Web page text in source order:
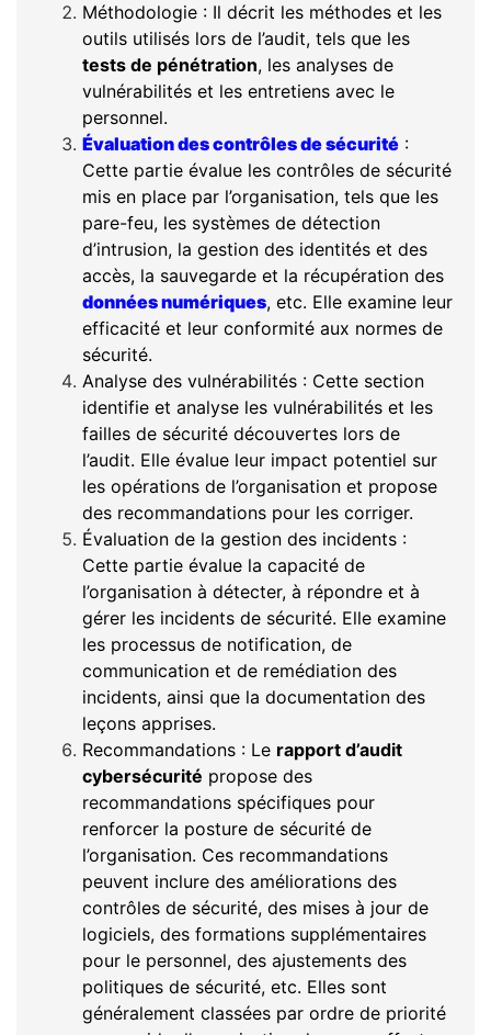
Méthodologie : Il décrit les méthodes et les
outils utilisés lors de l’audit, tels que les
tests de pénétration, les analyses de
vulnérabilités et les entretiens avec le
personnel.
Évaluation des contrôles de sécurité :
Cette partie évalue les contrôles de sécurité
mis en place par l’organisation, tels que les
pare-feu, les systèmes de détection
d’intrusion, la gestion des identités et des
accès, la sauvegarde et la récupération des
données numériques, etc. Elle examine leur
efficacité et leur conformité aux normes de
sécurité.
Analyse des vulnérabilités : Cette section
identifie et analyse les vulnérabilités et les
failles de sécurité découvertes lors de
l’audit. Elle évalue leur impact potentiel sur
les opérations de l’organisation et propose
des recommandations pour les corriger.
Évaluation de la gestion des incidents :
Cette partie évalue la capacité de
l’organisation à détecter, à répondre et à
gérer les incidents de sécurité. Elle examine
les processus de notification, de
communication et de remédiation des
incidents, ainsi que la documentation des
leçons apprises.
Recommandations : Le rapport d’audit
cybersécurité propose des
recommandations spécifiques pour
renforcer la posture de sécurité de
l’organisation. Ces recommandations
peuvent inclure des améliorations des
contrôles de sécurité, des mises à jour de
logiciels, des formations supplémentaires
pour le personnel, des ajustements des
politiques de sécurité, etc. Elles sont
généralement classées par ordre de priorité